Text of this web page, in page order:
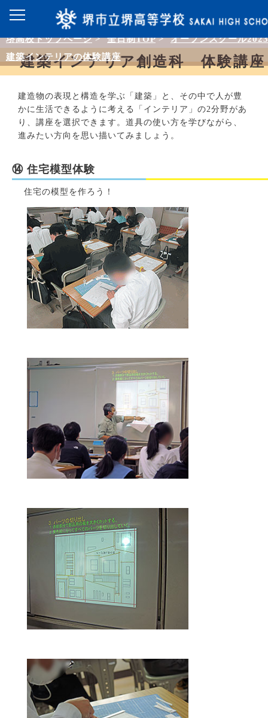
堺高校トップページ> 全日制TOP>
オープンスクール2023
建築インテリアの体験講座
建築インテリア創造科 体験講座
建造物の表現と構造を学ぶ「建築」と、その中で人が豊
かに生活できるように考える「インテリア」の2分野があ
り、講座を選択できます。道具の使い方を学びながら、
進みたい方向を思い描いてみましょう。
⑭ 住宅模型体験
住宅の模型を作ろう！